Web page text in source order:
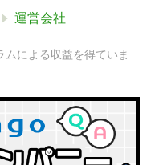
運営会社
による収益を得ていま